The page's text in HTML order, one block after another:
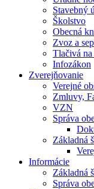
Stavebný
Školstvo
Obecná
Zvoz a
Tlačivá
Infozákon
Zverejňovanie
Verejné
Zmluvy,
VZN
Správa
Základná
Informácie
Základná
Správa